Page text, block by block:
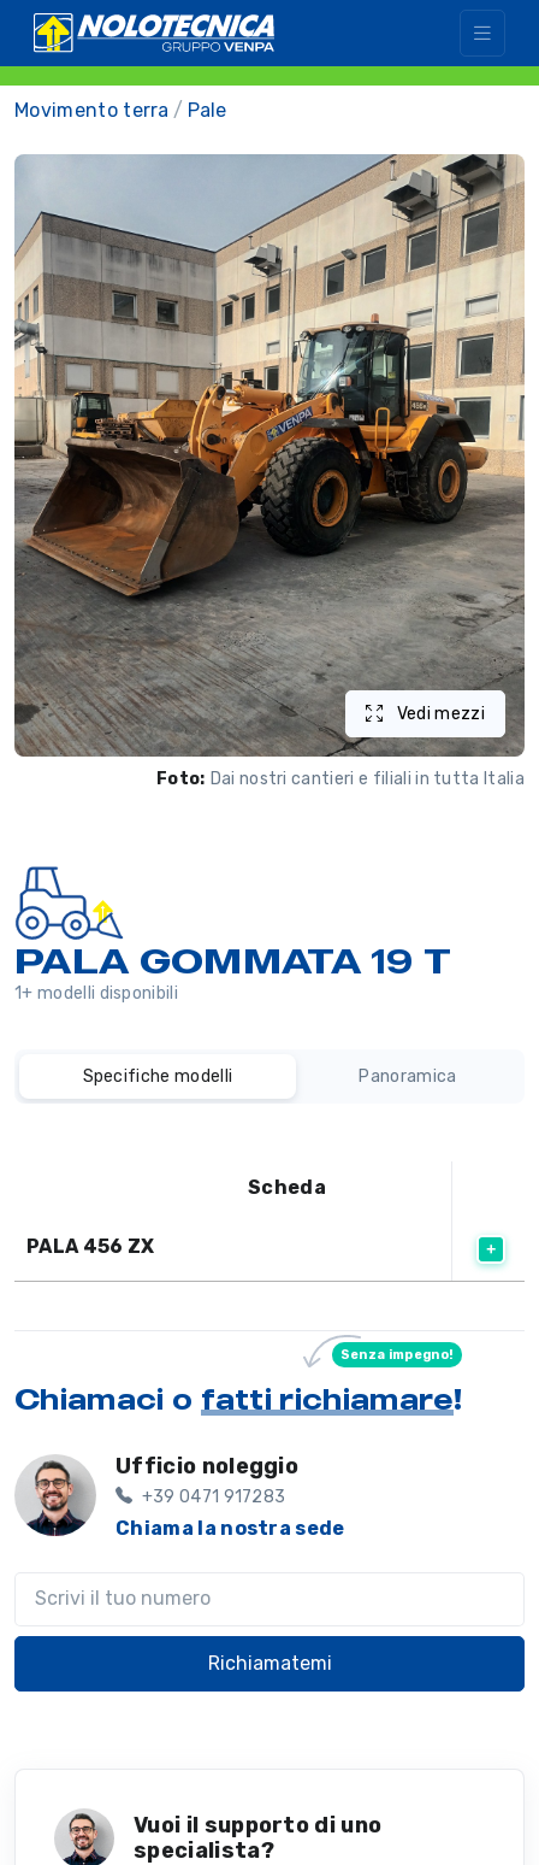
Movimento terra Pale
Vedi mezzi
Foto: Dai nostri cantieri e filiali in tutta Italia
PALA GOMMATA 19 T
1+ modelli disponibili
Specifiche modelli Panoramica
Scheda
PALA 456 ZX
Chiamaci o fatti richiamare!
Senza impegno!
Ufficio noleggio
+39 0471 917283
Chiama la nostra sede
Richiamatemi
Vuoi il supporto di uno
specialista?